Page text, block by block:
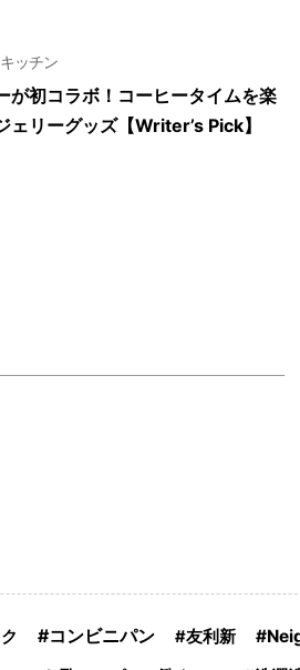
ッチン
が初コラボ！コーヒータイムを楽
ェリーグッズ【Writer’s Pick】
コンビニパン 友利新